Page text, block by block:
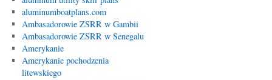
aluminumboatplans.com
Ambasadorowie ZSRR w Gambii
Ambasadorowie ZSRR w Senegalu
Amerykanie
Amerykanie pochodzenia
litewskiego